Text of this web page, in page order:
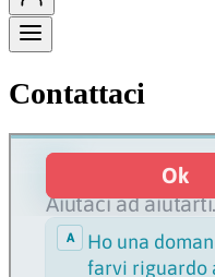
Contattaci